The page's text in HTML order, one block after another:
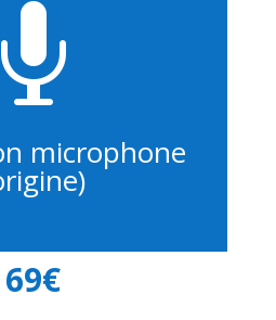

microphone
69€